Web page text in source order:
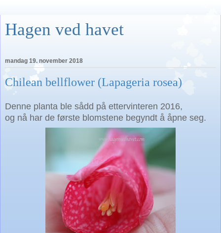
Hagen ved havet
mandag 19. november 2018
Chilean bellflower (Lapageria rosea)
Denne planta ble sådd på ettervinteren 2016,
og nå har de første blomstene begyndt å åpne seg.